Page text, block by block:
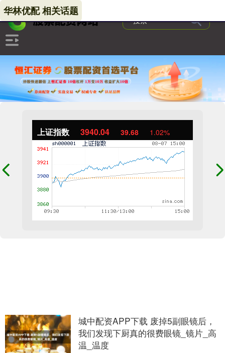
上证指数 3940.04 39.68 1.02%
华林优配 相关话题
城中配资APP下载 废掉5副眼镜后，
我们发现下厨真的很费眼镜_镜片_高
温_温度